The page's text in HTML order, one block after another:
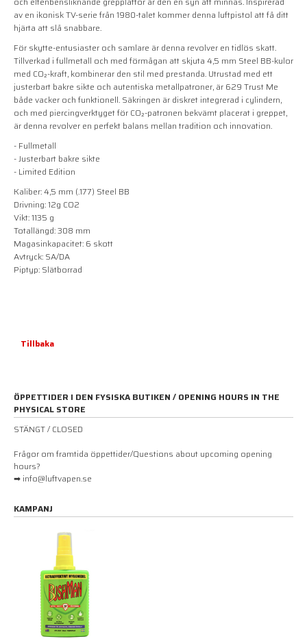
av en ikonisk TV-serie från 1980-talet kommer denna luftpistol att få ditt
hjärta att slå snabbare.
För skytte-entusiaster och samlare är denna revolver en tidlös skatt.
Tillverkad i fullmetall och med förmågan att skjuta 4,5 mm Steel BB-kulor
med CO₂-kraft, kombinerar den stil med prestanda. Utrustad med ett
justerbart bakre sikte och autentiska metallpatroner, är 629 Trust Me
både vacker och funktionell. Säkringen är diskret integrerad i cylindern,
och med piercingverktyget för CO₂-patronen bekvämt placerat i greppet,
är denna revolver en perfekt balans mellan tradition och innovation.
- Fullmetall
- Justerbart bakre sikte
- Limited Edition
Kaliber: 4,5 mm (.177) Steel BB
Drivning: 12g CO2
Vikt: 1135 g
Totallängd: 308 mm
Magasinkapacitet: 6 skott
Avtryck: SA/DA
Piptyp: Slätborrad
Tillbaka
ÖPPETTIDER I DEN FYSISKA BUTIKEN / OPENING HOURS IN THE
PHYSICAL STORE
STÄNGT / CLOSED
Frågor om framtida öppettider/Questions about upcoming opening
hours?
➡ info@luftvapen.se
KAMPANJ